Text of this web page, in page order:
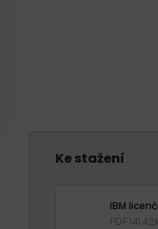
Ke stažení
IBM
PDF